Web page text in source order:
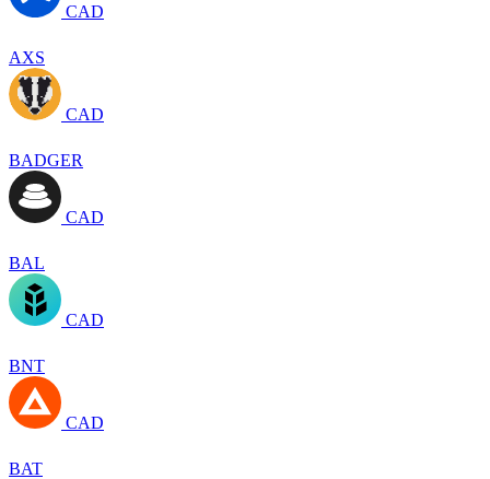
CAD
AXS
CAD
BADGER
CAD
BAL
CAD
BNT
CAD
BAT